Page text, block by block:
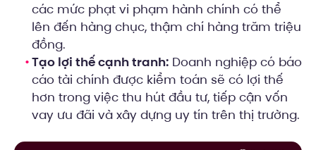
các mức phạt vi phạm hành chính có thể
lên đến hàng chục, thậm chí hàng trăm triệu
đồng.
Tạo lợi thế cạnh tranh: Doanh nghiệp có báo
cáo tài chính được kiểm toán sẽ có lợi thế
hơn trong việc thu hút đầu tư, tiếp cận vốn
vay ưu đãi và xây dựng uy tín trên thị trường.